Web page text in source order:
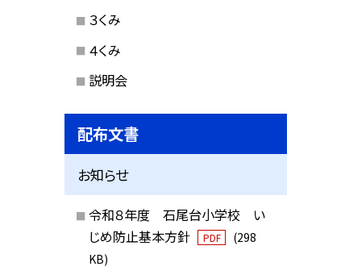
３くみ
４くみ
説明会
配布文書
お知らせ
令和８年度 石尾台小学校 い
じめ防止基本方針
PDF
(298
KB)